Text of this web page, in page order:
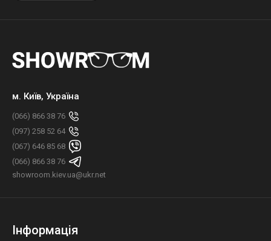
м. Київ, Україна
(066) 866 38 76
(097) 258 52 64
(067) 646 85 68
(066) 866 38 76
showroom.kiev.ua@ukr.net
Інформація